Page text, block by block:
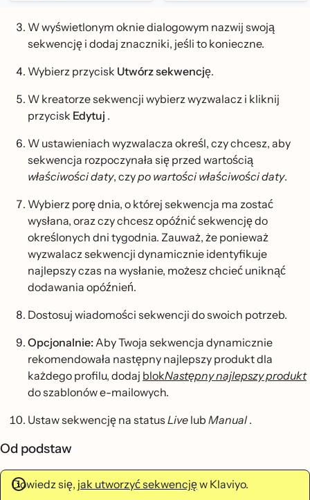
W wyświetlonym oknie dialogowym nazwij swoją
sekwencję i dodaj znaczniki, jeśli to konieczne.
Wybierz przycisk Utwórz sekwencję.
W kreatorze sekwencji wybierz wyzwalacz i kliknij
przycisk Edytuj .
W ustawieniach wyzwalacza określ, czy chcesz, aby
sekwencja rozpoczynała się przed wartością
właściwości daty, czypo wartości właściwości daty.
Wybierz porę dnia, o której sekwencja ma zostać
wysłana, oraz czy chcesz opóźnić sekwencję do
określonych dni tygodnia. Zauważ, że ponieważ
wyzwalacz sekwencji dynamicznie identyfikuje
najlepszy czas na wysłanie, możesz chcieć uniknąć
dodawania opóźnień.
Dostosuj wiadomości sekwencji do swoich potrzeb.
Opcjonalnie: Aby Twoja sekwencja dynamicznie
rekomendowała następny najlepszy produkt dla
każdego profilu, dodaj blokNastępny najlepszy produkt
do szablonów e-mailowych.
Ustaw sekwencję na status Live lub Manual.
Od podstaw
Dowiedz się, jak utworzyć sekwencjęw Klaviyo.